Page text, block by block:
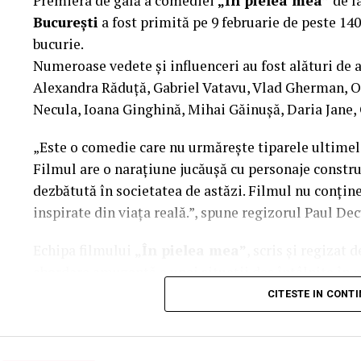
Co-finanțatori: C&C HOUSE RESIDENCE, S&I
FREON
Sponsori: CLINICA RMN TINERETULUI;
PALACE; ȘERBAN & ASOCIAȚII; ESTEEM BODY
MERLIN’S; DOWNTOWN FITNESS MATEI
BUCUREȘTI
Parteneri: AUTO ITALIA IMPEX SRL; KGM
RESORT – JURILOVCA; SCEMTOVICI &
: Asociația „România Zâmbește”.
T.R.I.B.E. Films.
www.facebook.com/TribeFilms.ro–
București a fost primită pe 9 februarie de peste
bucurie.
Numeroase vedete și influenceri au fost alături de
Alexandra Răduță, Gabriel Vatavu, Vlad Gherman,
Necula, Ioana Ginghină, Mihai Găinușă, Daria
„Este o comedie care nu urmărește tiparele
Filmul are o narațiune jucăușă cu personaje
dezbătută în societatea de astăzi. Filmul nu
inspirate din viața reală.”, spune regizorul Paul
abordare amuzantă a unei situații des întâlnite
mai greu/ mai ușor. În urma unei provocări pe
sfârșit, după multe peripeții, într-un weekend,
despre relațiile lor, lăsând deoparte
CITESTE IN